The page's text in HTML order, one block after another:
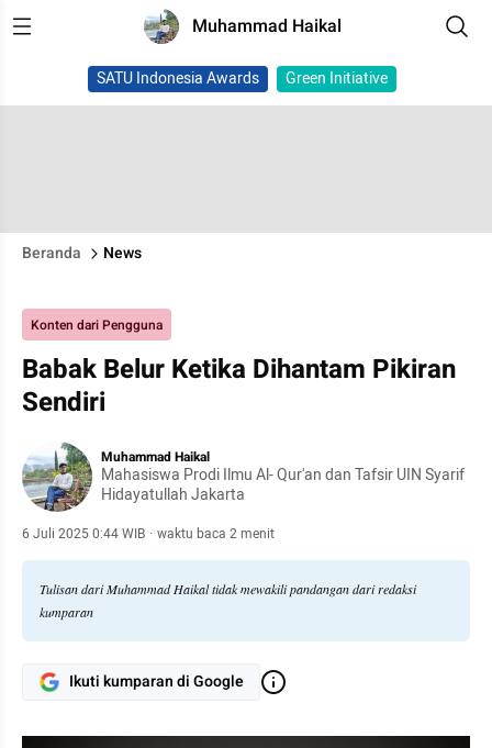
Muhammad Haikal
SATU Indonesia Awards Green Initiative
Beranda News
Konten dari Pengguna
Babak Belur Ketika Dihantam Pikiran
Sendiri
Muhammad Haikal
Mahasiswa Prodi Ilmu Al- Qur'an dan Tafsir UIN Syarif
Hidayatullah Jakarta
6 Juli 2025 0:44 WIB · waktu baca 2 menit
Tulisan dari Muhammad Haikal tidak mewakili pandangan dari redaksi
kumparan
Ikuti kumparan di Google